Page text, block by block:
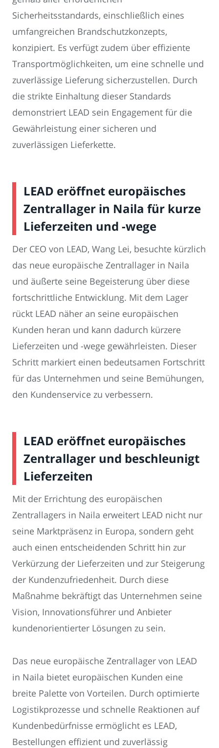
Sicherheitsstandards, einschließlich eines
umfangreichen Brandschutzkonzepts,
konzipiert. Es verfügt zudem über effiziente
Transportmöglichkeiten, um eine schnelle und
zuverlässige Lieferung sicherzustellen. Durch
die strikte Einhaltung dieser Standards
demonstriert LEAD sein Engagement für die
Gewährleistung einer sicheren und
zuverlässigen Lieferkette.
LEAD eröffnet europäisches
Zentrallager in Naila für kurze
Lieferzeiten und -wege
Der CEO von LEAD, Wang Lei, besuchte kürzlich
das neue europäische Zentrallager in Naila
und äußerte seine Begeisterung über diese
fortschrittliche Entwicklung. Mit dem Lager
rückt LEAD näher an seine europäischen
Kunden heran und kann dadurch kürzere
Lieferzeiten und -wege gewährleisten. Dieser
Schritt markiert einen bedeutsamen Fortschritt
für das Unternehmen und seine Bemühungen,
den Kundenservice zu verbessern.
LEAD eröffnet europäisches
Zentrallager und beschleunigt
Lieferzeiten
Mit der Errichtung des europäischen
Zentrallagers in Naila erweitert LEAD nicht nur
seine Marktpräsenz in Europa, sondern geht
auch einen entscheidenden Schritt hin zur
Verkürzung der Lieferzeiten und zur Steigerung
der Kundenzufriedenheit. Durch diese
Maßnahme bekräftigt das Unternehmen seine
Vision, Innovationsführer und Anbieter
kundenorientierter Lösungen zu sein.
Das neue europäische Zentrallager von LEAD
in Naila bietet europäischen Kunden eine
breite Palette von Vorteilen. Durch optimierte
Logistikprozesse und schnelle Reaktionen auf
Kundenbedürfnisse ermöglicht es LEAD,
Bestellungen effizient und zuverlässig